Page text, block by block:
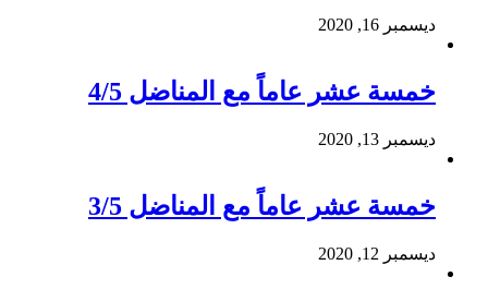
ديسمبر 16, 2020
خمسة عشر عاماً مع المناضل 4/5
ديسمبر 13, 2020
خمسة عشر عاماً مع المناضل 3/5
ديسمبر 12, 2020